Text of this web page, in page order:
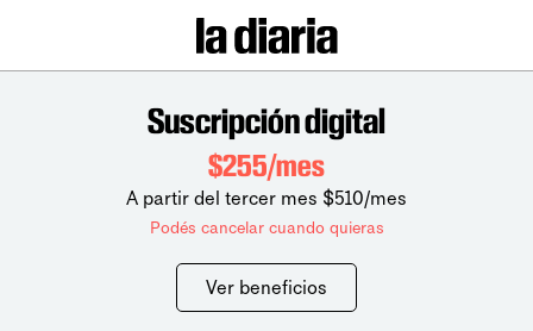
Suscripción digital
$255/mes
A partir del tercer mes $510/mes
Podés cancelar cuando quieras
Ver beneficios